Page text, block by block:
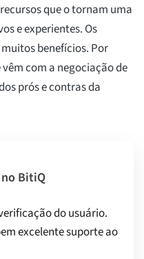
que o tornam uma
e experientes. Os
benefícios. Por
com a negociação de
prós e contras da
BitiQ
do usuário.
excelente suporte ao